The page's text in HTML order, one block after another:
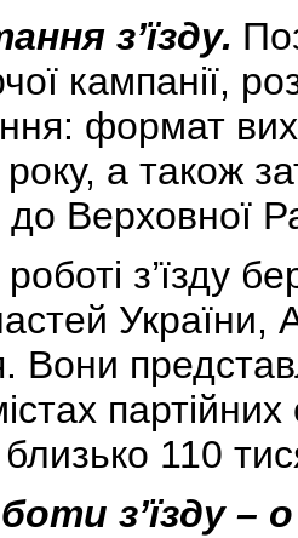
з’їзду.
кампанії,
формат
а також
Верховної
з’їзду
Вони
близько 110
з’їзду –